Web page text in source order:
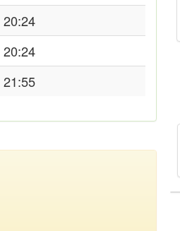
20:24
20:24
21:55